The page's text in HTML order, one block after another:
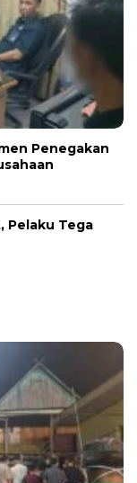
Penegakan
Pelaku Tega